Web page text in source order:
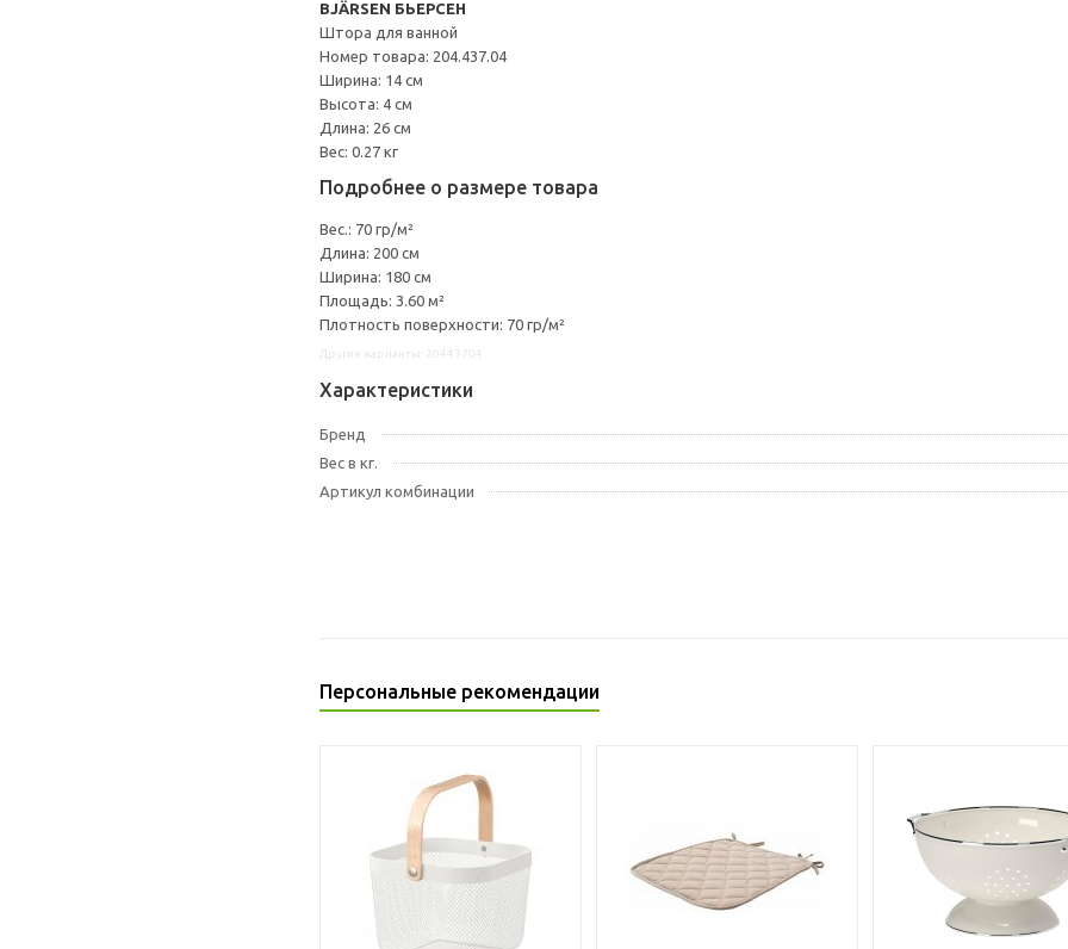
BJÄRSEN БЬЕРСЕН
Штора для ванной
Номер товара: 204.437.04
Ширина: 14 см
Высота: 4 см
Длина: 26 см
Вес: 0.27 кг
Подробнее о размере товара
Вес.: 70 гр/м²
Длина: 200 см
Ширина: 180 см
Площадь: 3.60 м²
Плотность поверхности: 70 гр/м²
Характеристики
Бренд
Вес в кг.
Артикул комбинации
Персональные рекомендации